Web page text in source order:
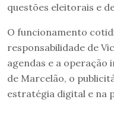
questões eleitorais e
O funcionamento
responsabilidade de
agendas e a operação
de Marcelão, o
estratégia digital e na